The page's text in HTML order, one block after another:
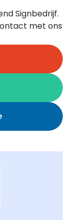
Signbedrijf.
met ons